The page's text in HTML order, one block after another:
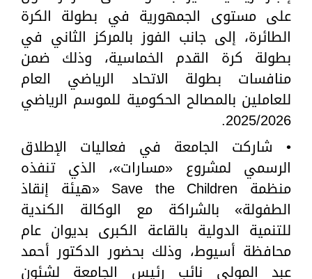
على مستوى الجمهورية في بطولة الكرة
الطائرة، إلى جانب الفوز بالمركز الثاني في
بطولة كرة القدم الخماسية، وذلك ضمن
منافسات بطولة الاتحاد الرياضي العام
للعاملين بالمصالح الحكومية للموسم الرياضي
2025/2026.
• شاركت الجامعة في فعاليات الإطلاق
الرسمي لمشروع «مسارات»، الذي تنفذه
منظمة Save the Children «هيئة إنقاذ
الطفولة» بالشراكة مع الوكالة الكندية
للتنمية الدولية بالقاعة الكبرى بديوان عام
محافظة أسيوط، وذلك بحضور الدكتور أحمد
عبد المولى نائب رئيس الجامعة لشئون